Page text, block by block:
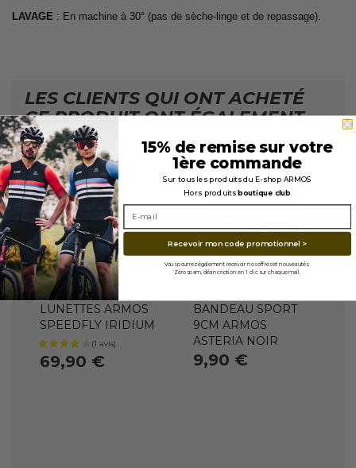
LAVAGE : En machine à 30° (pas de sèche-linge et de repassage).
LES CLIENTS QUI ONT ACHETÉ
CE PRODUIT ONT ÉGALEMENT
ACHETÉ...
En stock
VERRES
REVO Bleu
VERRES
REVO Rouge
ARMOS
LUNETTES ARMOS
SPEEDFLY IRIDIUM
69,90 €
Indisponible
BANDEAU SPORT
9CM ARMOS
ASTERIA NOIR
9,90 €
15% de remise sur votre
1ère commande
Sur tous les produits du E-shop ARMOS
Hors produitsboutique club
Recevoir mon code promotionnel >
Vous pourrez également recevoir nos offres et nouveautés.
Zéro spam, désincription en 1 clic sur chaque mail.